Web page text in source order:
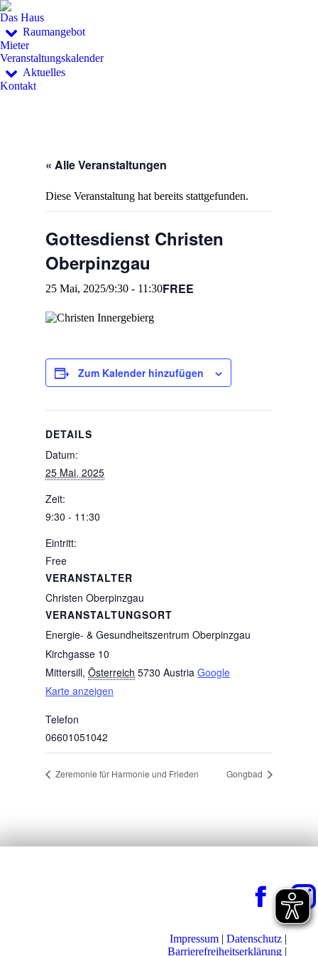
Das Haus
Raumangebot
Mieter
Veranstaltungskalender
Aktuelles
Kontakt
« Alle Veranstaltungen
Diese Veranstaltung hat bereits stattgefunden.
Gottesdienst Christen
Oberpinzgau
25 Mai, 2025/9:30 - 11:30FREE
Zum Kalender hinzufügen
DETAILS
Datum:
25 Mai, 2025
Zeit:
9:30 - 11:30
Eintritt:
Free
VERANSTALTUNGSORT
Energie- & Gesundheitszentrum Oberpinzgau
Kirchgasse 10
Mittersill, Österreich 5730 Austria Google
Karte anzeigen
Telefon
06601051042
VERANSTALTER
Christen Oberpinzgau
Zeremonie für Harmonie und Frieden Gongbad
Impressum | Datenschutz |
Barrierefreiheitserklärung |